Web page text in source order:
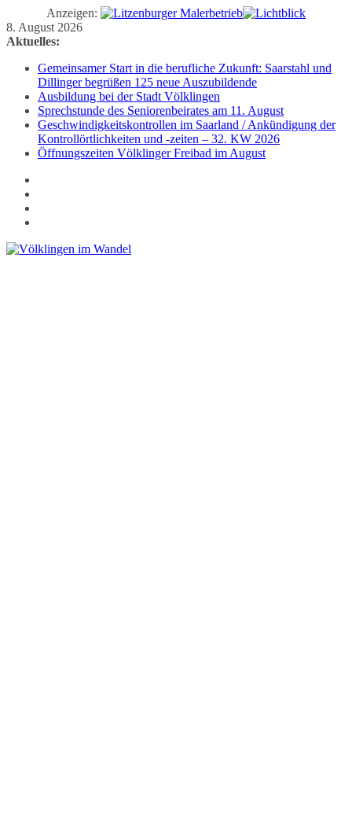
Anzeigen:
Zum
Inhalt
8. August 2026
Aktuelles:
Gemeinsamer Start in die berufliche Zukunft: Saarstahl und
Dillinger begrüßen 125 neue Auszubildende
Ausbildung bei der Stadt Völklingen
Sprechstunde des Seniorenbeirates am 11. August
Geschwindigkeitskontrollen im Saarland / Ankündigung der
Kontrollörtlichkeiten und -zeiten – 32. KW 2026
Öffnungszeiten Völklinger Freibad im August